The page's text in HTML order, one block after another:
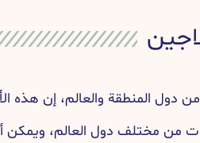
المنطقة والعالم، إن هذه
من مختلف دول العالم، ويمكن